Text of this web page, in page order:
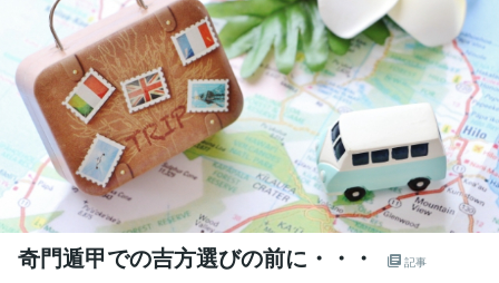
奇門遁甲での吉方選びの前に・・・ 記事